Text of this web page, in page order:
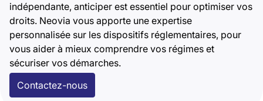
indépendante, anticiper est essentiel pour optimiser vos
droits. Neovia vous apporte une expertise
personnalisée sur les dispositifs réglementaires, pour
vous aider à mieux comprendre vos régimes et
sécuriser vos démarches.
Contactez-nous